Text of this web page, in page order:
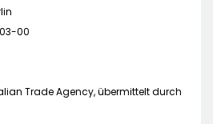
00
Trade Agency, übermittelt durch